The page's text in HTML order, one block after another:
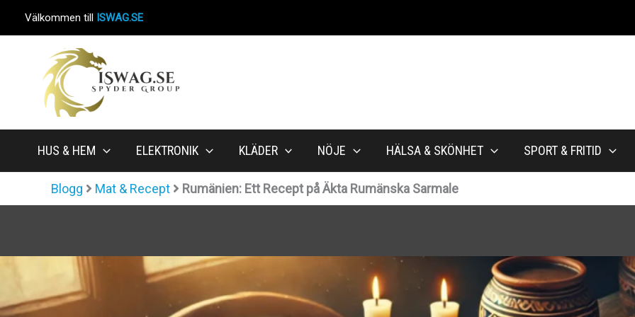
Hoppa
till
Välkommen till ISWAG.SE
HUS & HEM ELEKTRONIK KLÄDER NÖJE HÄLSA & SKÖNHET SPORT & FRITID
Blogg Mat & Recept Rumänien: Ett Recept på Äkta Rumänska Sarmale